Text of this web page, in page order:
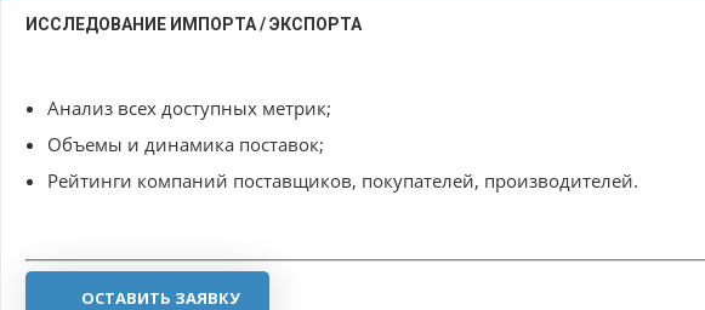
ИССЛЕДОВАНИЕ ИМПОРТА / ЭКСПОРТА
Анализ всех доступных метрик;
Объемы и динамика поставок;
Рейтинги компаний поставщиков, покупателей, производителей.
ОСТАВИТЬ ЗАЯВКУ